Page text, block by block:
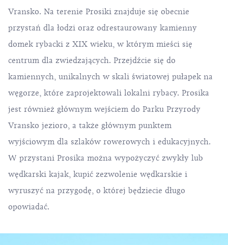
Vransko. Na terenie Prosiki znajduje się obecnie
przystań dla łodzi oraz odrestaurowany kamienny
domek rybacki z XIX wieku, w którym mieści się
centrum dla zwiedzających. Przejdźcie się do
kamiennych, unikalnych w skali światowej pułapek na
węgorze, które zaprojektowali lokalni rybacy. Prosika
jest również głównym wejściem do Parku Przyrody
Vransko jezioro, a także głównym punktem
wyjściowym dla szlaków rowerowych i edukacyjnych.
W przystani Prosika można wypożyczyć zwykły lub
wędkarski kajak, kupić zezwolenie wędkarskie i
wyruszyć na przygodę, o której będziecie długo
opowiadać.